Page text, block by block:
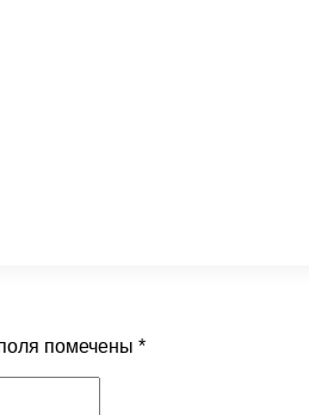
помечены *